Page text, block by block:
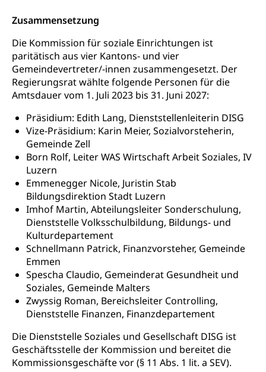
Zusammensetzung
Die Kommission für soziale Einrichtungen ist
paritätisch aus vier Kantons- und vier
Gemeindevertreter/-innen zusammengesetzt. Der
Regierungsrat wählte folgende Personen für die
Amtsdauer vom 1. Juli 2023 bis 31. Juni 2027:
Präsidium: Edith Lang, Dienststellenleiterin DISG
Vize-Präsidium: Karin Meier, Sozialvorsteherin,
Gemeinde Zell
Born Rolf, Leiter WAS Wirtschaft Arbeit Soziales, IV
Luzern
Emmenegger Nicole, Juristin Stab
Bildungsdirektion Stadt Luzern
Imhof Martin, Abteilungsleiter Sonderschulung,
Dienststelle Volksschulbildung, Bildungs- und
Kulturdepartement
Schnellmann Patrick, Finanzvorsteher, Gemeinde
Emmen
Spescha Claudio, Gemeinderat Gesundheit und
Soziales, Gemeinde Malters
Zwyssig Roman, Bereichsleiter Controlling,
Dienststelle Finanzen, Finanzdepartement
Die Dienststelle Soziales und Gesellschaft DISG ist
Geschäftsstelle der Kommission und bereitet die
Kommissionsgeschäfte vor (§ 11 Abs. 1 lit. a SEV).
Informationsstelle AHV/IV
Ergänzungsleistungen (EL) (WAS Luzern)
AHV-Altersrente (WAS Luzern)
IV-Leistungen (WAS Luzern)
geistige Behinderung, psychische Behinderung,
Inklusion im Sport
Menschen mit Behinderungen
Kultur und Medien
Archive und Bibliotheken
Bücher, Bundesarchiv, Landesbibliothek
Staatsarchiv Luzern
Zentral- und Hochschulbibliothek
Archiv der Denkmalpflege
Kulturelle Einrichtungen
Museen, Theater, Bibliotheken
Dienststelle Kultur
Kunst & Kultur (Luzern Tourismus)
Kulturförderung
Kulturpolitik, Sprachförderung, Denkmalpflege,
kulturelles Angebot, Kulturerbe, kulturelles Erbe,
Nachwuchsförderung, Vermittlung, Selektive
Förderung, Kulturausschreibungen, Kulturpreis,
Werkbeitrag, Produktionsbeitrag, Recherche,
Bildende Kunst, Angewandte Kunst, Theater/Tanz,
Musik, Entwicklung, Programmbeiträge,
Filmförderung, Regionale Förderfonds,
Werkankäufe, Kunstankäufe, Kunst und Bau, Schule
Kulturförderung und Vermittlung